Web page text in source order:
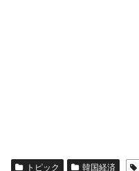
トピック 韓国経済